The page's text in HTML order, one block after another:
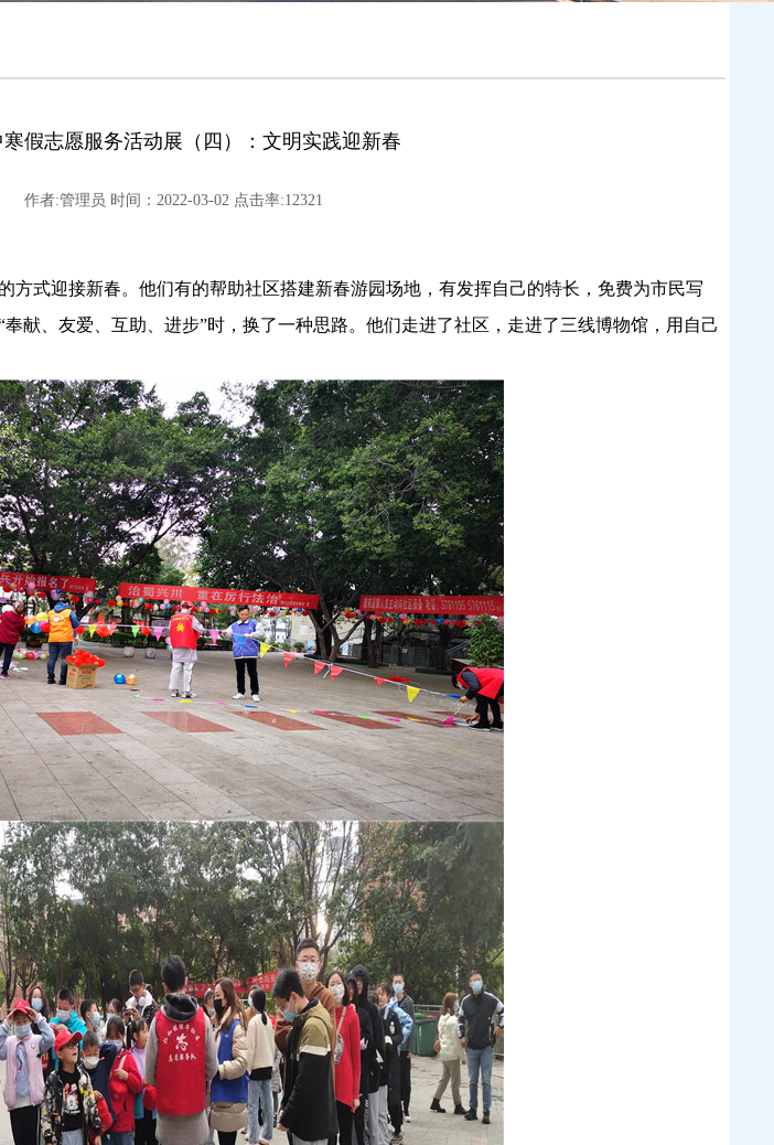
假志愿服务活动展（四）：文明实践迎新春
作者:管理员 时间：2022-03-02 点击率:12321
方式迎接新春。他们有的帮助社区搭建新春游园场地，有发挥自己的特长，免费为市民写
献、友爱、互助、进步”时，换了一种思路。他们走进了社区，走进了三线博物馆，用自己